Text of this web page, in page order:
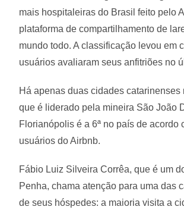
mais hospitaleiras do Brasil feito pelo
plataforma de compartilhamento de
mundo todo. A classificação levou em
usuários avaliaram seus anfitriões no
Há apenas duas cidades catarinenses
que é liderado pela mineira São João
Florianópolis é a 6ª no país de acordo
usuários do Airbnb.
Fábio Luiz Silveira Corrêa, que é um
Penha, chama atenção para uma das
de seus hóspedes: a maioria visita a